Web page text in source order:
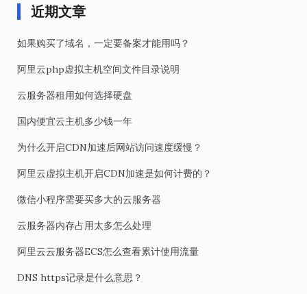
近期文章
如果购买了域名，一定要备案才能用吗？
阿里云php虚拟主机空间文件目录说明
云服务器租用如何选择硬盘
国内便宜云主机多少钱一年
为什么开启CDN加速后网站访问速度缓慢？
阿里云虚拟主机开启CDN加速是如何计费的？
微信小程序需要买多大的云服务器
云服务器内存占用太多怎么处理
阿里云云服务器ECS怎么查看累计使用流量
DNS https记录是什么意思？